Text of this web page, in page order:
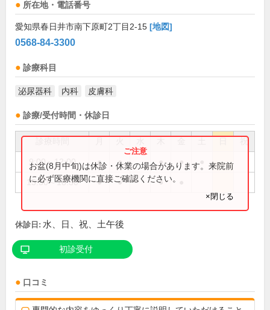
所在地・電話番号
愛知県春日井市南下原町2丁目2-15 [地図]
0568-84-3300
診療科目
泌尿器科 内科 皮膚科
診療/受付時間・休診日
祝
9:00～12:00 ● ● ● ●
15:30～18:30 ● ● ●
お盆(8月中旬)は休診・休業の場合があります。来院前
に必ず医療機関に直接ご確認ください。
×閉じる
休診日: 水、日、祝、土午後
初診受付
口コミ